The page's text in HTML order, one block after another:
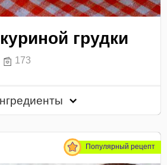
грудки
173
Популярный рецепт